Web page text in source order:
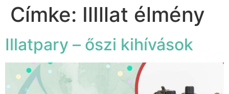
Címke: IlIllat élmény
Illatpary – őszi kihívások